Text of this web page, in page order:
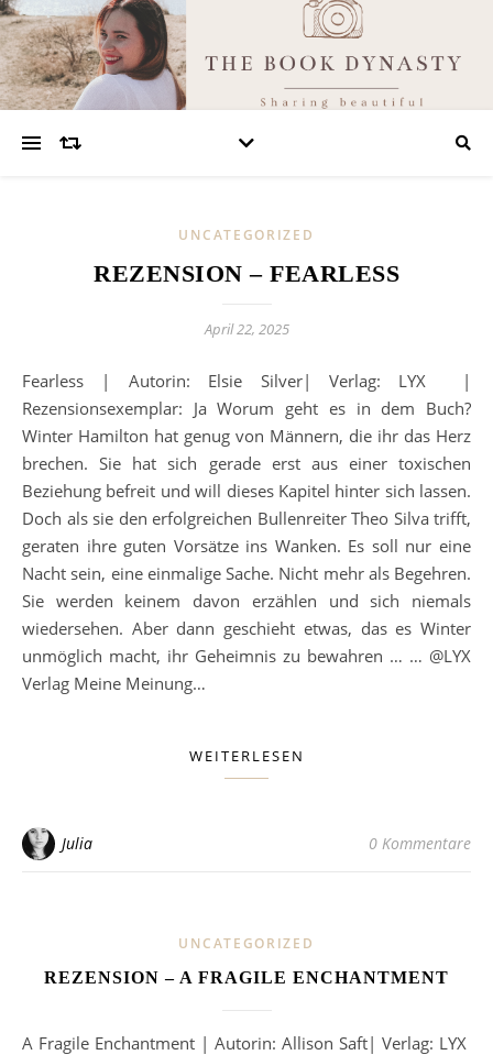
UNCATEGORIZED
REZENSION – FEARLESS
April 22, 2025
Fearless | Autorin: Elsie Silver| Verlag: LYX |
Rezensionsexemplar: Ja Worum geht es in dem Buch?
Winter Hamilton hat genug von Männern, die ihr das Herz
brechen. Sie hat sich gerade erst aus einer toxischen
Beziehung befreit und will dieses Kapitel hinter sich lassen.
Doch als sie den erfolgreichen Bullenreiter Theo Silva trifft,
geraten ihre guten Vorsätze ins Wanken. Es soll nur eine
Nacht sein, eine einmalige Sache. Nicht mehr als Begehren.
Sie werden keinem davon erzählen und sich niemals
wiedersehen. Aber dann geschieht etwas, das es Winter
unmöglich macht, ihr Geheimnis zu bewahren … … @LYX
Verlag Meine Meinung…
WEITERLESEN
Julia 0 Kommentare
UNCATEGORIZED
REZENSION – A FRAGILE ENCHANTMENT
A Fragile Enchantment | Autorin: Allison Saft| Verlag: LYX